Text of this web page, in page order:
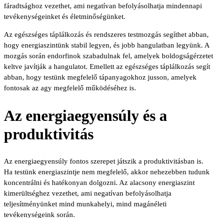
fáradtsághoz vezethet, ami negatívan befolyásolhatja mindennapi
tevékenységeinket és életminőségünket.
Az egészséges táplálkozás és rendszeres testmozgás segíthet abban,
hogy energiaszintünk stabil legyen, és jobb hangulatban legyünk. A
mozgás során endorfinok szabadulnak fel, amelyek boldogságérzetet
keltve javítják a hangulatot. Emellett az egészséges táplálkozás segít
abban, hogy testünk megfelelő tápanyagokhoz jusson, amelyek
fontosak az agy megfelelő működéséhez is.
Az energiaegyensúly és a
produktivitás
Az energiaegyensúly fontos szerepet játszik a produktivitásban is.
Ha testünk energiaszintje nem megfelelő, akkor nehezebben tudunk
koncentrálni és hatékonyan dolgozni. Az alacsony energiaszint
kimerültséghez vezethet, ami negatívan befolyásolhatja
teljesítményünket mind munkahelyi, mind magánéleti
tevékenységeink során.